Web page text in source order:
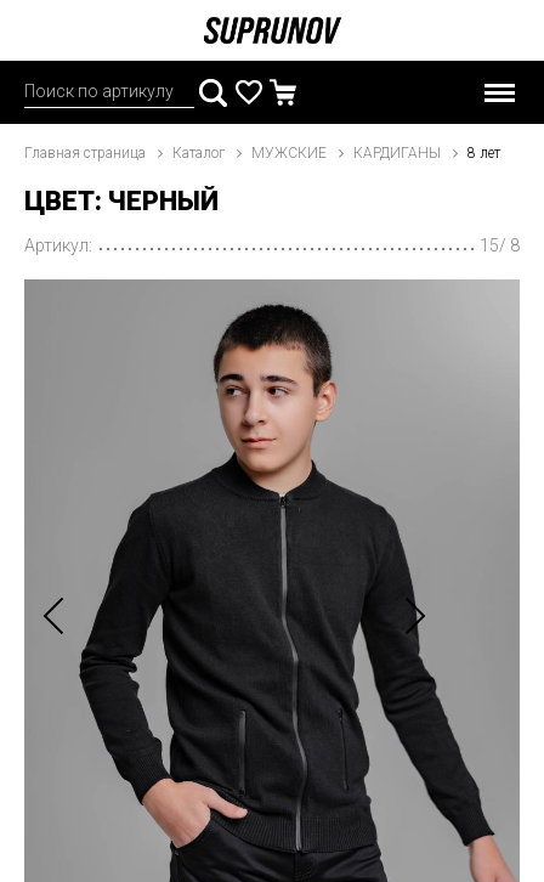
Главная страница Каталог МУЖСКИЕ КАРДИГАНЫ 8 лет
ЦВЕТ: ЧЕРНЫЙ
Артикул: 15/ 8